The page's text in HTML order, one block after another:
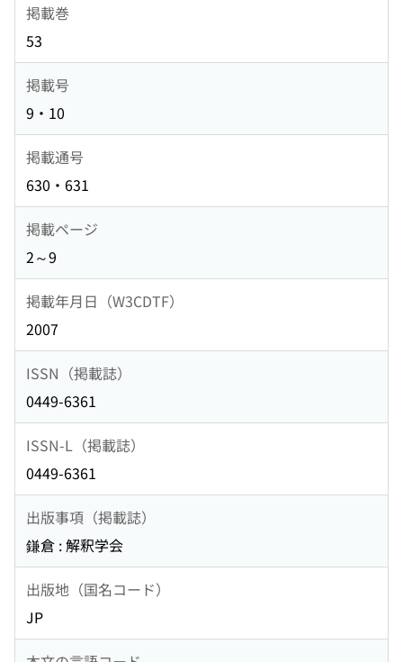
掲載巻
53
掲載号
9・10
掲載通号
630・631
掲載ページ
2～9
掲載年月日（W3CDTF）
2007
ISSN（掲載誌）
0449-6361
ISSN-L（掲載誌）
0449-6361
出版事項（掲載誌）
鎌倉 : 解釈学会
出版地（国名コード）
JP